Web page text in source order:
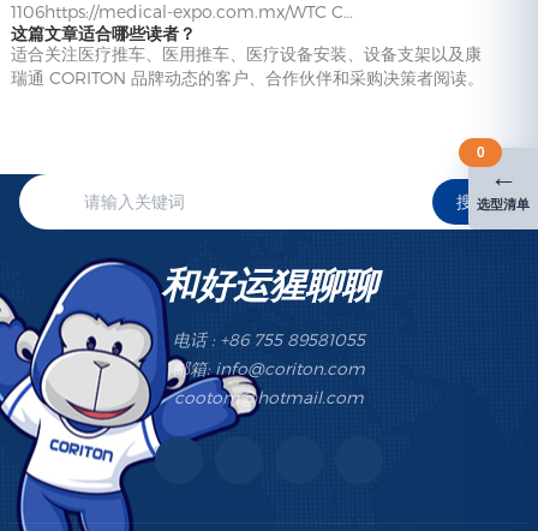
1106https://medical-expo.com.mx/WTC C…
这篇文章适合哪些读者？
适合关注医疗推车、医用推车、医疗设备安装、设备支架以及康
瑞通 CORITON 品牌动态的客户、合作伙伴和采购决策者阅读。
搜索
和好运猩聊聊
电话 : +86 755 89581055
邮箱: info@coriton.com
cootom@hotmail.com
←
选型清单
0